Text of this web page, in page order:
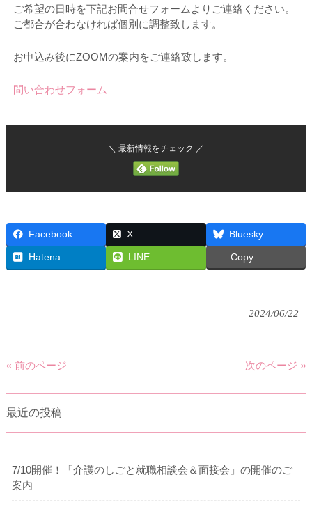
ご希望の日時を下記お問合せフォームよりご連絡ください。
ご都合が合わなければ個別に調整致します。
お申込み後にZOOMの案内をご連絡致します。
問い合わせフォーム
＼ 最新情報をチェック ／
Facebook X Bluesky
Hatena LINE Copy
2024/06/22
« 前のページ 次のページ »
最近の投稿
7/10開催！「介護のしごと就職相談会＆面接会」の開催のご
案内